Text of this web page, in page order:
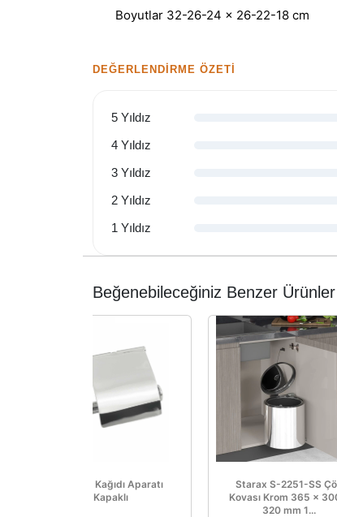
Boyutlar 32-26-24 × 26-22-18 cm
DEĞERLENDIRME ÖZETI
5 Yıldız
4 Yıldız
3 Yıldız
2 Yıldız
1 Yıldız
Beğenebileceğiniz Benzer Ürünler
Tuvalet Kağıdı Aparatı
Kapaklı
Starax S-2251-SS
Kovası Krom 365 ×
320 mm 1...